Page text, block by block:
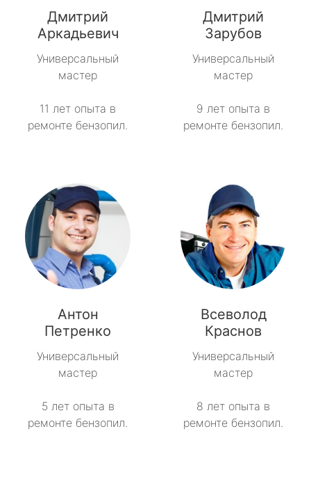
Дмитрий
Аркадьевич
Универсальный
мастер
11 лет опыта в
ремонте бензопил.
Дмитрий
Зарубов
Универсальный
мастер
9 лет опыта в
ремонте бензопил.
Антон
Петренко
Универсальный
мастер
5 лет опыта в
ремонте бензопил.
Всеволод
Краснов
Универсальный
мастер
8 лет опыта в
ремонте бензопил.